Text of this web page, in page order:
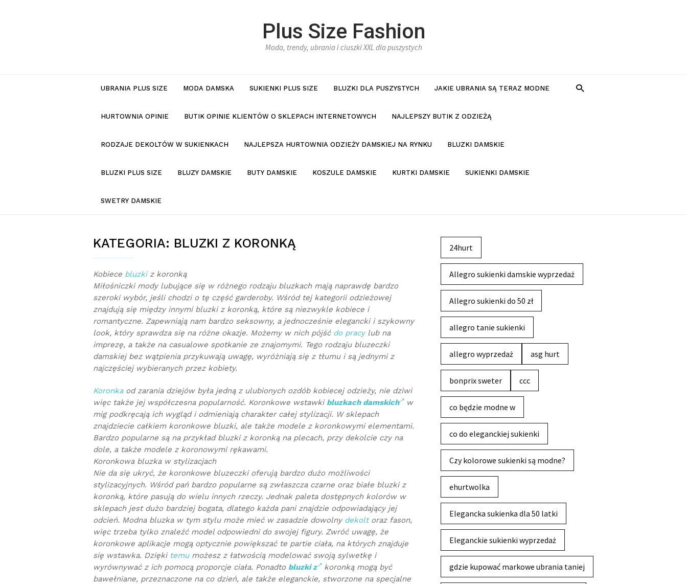
Plus Size Fashion
Moda, trendy, ubrania i ciuszki XXL dla puszystych
UBRANIA PLUS SIZE MODA DAMSKA SUKIENKI PLUS SIZE BLUZKI DLA PUSZYSTYCH JAKIE UBRANIA SĄ TERAZ MODNE
HURTOWNIA OPINIE BUTIK OPINIE KLIENTÓW O SKLEPACH INTERNETOWYCH NAJLEPSZY BUTIK Z ODZIEŻĄ
RODZAJE DEKOLTÓW W SUKIENKACH NAJLEPSZA HURTOWNIA ODZIEŻY DAMSKIEJ NA RYNKU BLUZKI DAMSKIE
BLUZKI PLUS SIZE BLUZY DAMSKIE BUTY DAMSKIE KOSZULE DAMSKIE KURTKI DAMSKIE SUKIENKI DAMSKIE
SWETRY DAMSKIE
KATEGORIA: BLUZKI Z KORONKĄ
Kobiece bluzkiz koronką
Miłośniczki mody lubujące się w różnego rodzaju bluzkach mają naprawdę bardzo
szeroki wybór, jeśli chodzi o tę część garderoby. Wśród tej kategorii odzieżowej
znajdują się między innymi bluzki z koronką, które są niezwykle kobiece i
romantyczne. Zapewniają nam bardzo seksowny, a jednocześnie elegancki i szykowny
look, który sprawdza się na różne okazje. Możemy w nich pójść do pracylub na
imprezę, a także na casualowe spotkanie ze znajomymi. Tego rodzaju bluzeczki
damskiej bez wątpienia przykuwają uwagę, wyróżniają się z tłumu i są jednymi z
najczęściej wybieranych przez kobiety.
Koronkaod zarania dziejów była jedną z ulubionych ozdób kobiecej odzieży, nie dziwi
więc także jej współczesna popularność. Koronkowe wstawki bluzkach damskich w
mig podkręcają ich wygląd i odmieniają charakter całej stylizacji. W sklepach
znajdziecie całkiem koronkowe bluzki, ale także modele z koronkowymi elementami.
Bardzo popularne są na przykład bluzki z koronką na plecach, przy dekolcie czy na
dole, a także modele z koronowymi rękawami.
Koronkowa bluzka w stylizacjach
Nie da się ukryć, że koronkowe bluzeczki oferują bardzo dużo możliwości
stylizacyjnych. Wśród pań bardzo popularne są zwłaszcza czarne oraz białe bluzki z
koronką, które pasują do wielu innych rzeczy. Jednak paleta dostępnych kolorów w
sklepach jest dużo bardziej bogata, dlatego każda pani znajdzie odpowiadający jej
odcień. Modna bluzka w tym stylu może mieć w zasadzie dowolny dekoltoraz fason,
więc trzeba tylko znaleźć model odpowiedni do swojej figury. Zwróć uwagę, że
koronkowe aplikacje mogą optycznie powiększać te partie ciała, na których znajduje
się wstawka. Dzięki temumożesz z łatwością modelować swoją sylwetkę i
wyrównywać z ich pomocą proporcje ciała. Ponadto bluzki z koronką mogą być
bawełniane, przeznaczone na co dzień, ale także eleganckie, stworzone na specjalne
24hurt
Allegro sukienki damskie wyprzedaż
Allegro sukienki do 50 zł
allegro tanie sukienki
allegro wyprzedaż asg hurt
bonprix sweter ccc
co będzie modne w
co do eleganckiej sukienki
Czy kolorowe sukienki są modne?
ehurtwolka
Elegancka sukienka dla 50 latki
Eleganckie sukienki wyprzedaż
gdzie kupować markowe ubrania taniej